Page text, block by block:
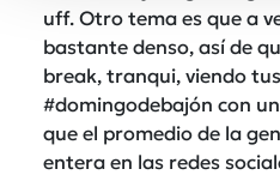
uff. Otro tema es que a
bastante denso, así de
break, tranqui, viendo
#domingodebajón con
que el promedio de la
entera en las redes